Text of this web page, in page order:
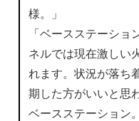
様。」
「ベースステーショ
ネルでは現在激し
れます。状況が落
期した方がいいと思
ベースステーション